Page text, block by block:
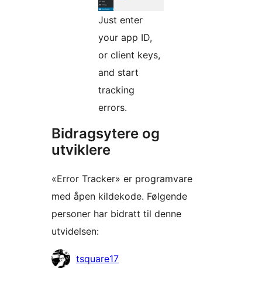
Just enter
your app ID,
or client keys,
and start
tracking
errors.
Bidragsytere og
utviklere
«Error Tracker» er programvare
med åpen kildekode. Følgende
personer har bidratt til denne
utvidelsen:
Bidragsytere
tsquare17